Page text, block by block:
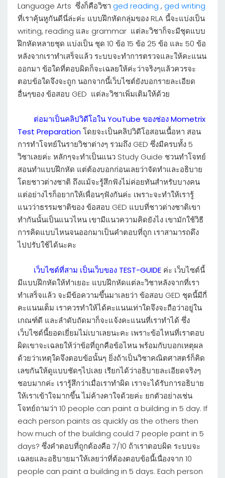
Language Arts ซึ่งก็คือวิชา ged reading , ged writing
ที่เราคุ้นหูกันดีนี่ล่ะค่ะ แบบฝึกหัดกลุ่มของ RLA นี้จะแบ่งเป็น
writing, reading และ grammar แต่ละวิชาก็จะมีชุดแบบ
ฝึกหัดหลายชุด แบ่งเป็น ชุด 10 ข้อ 15 ข้อ 25 ข้อ และ 50 ข้อ
หลังจากเราทำเสร็จแล้ว ระบบจะทำการตรวจและให้คะแนน
ออกมา ข้อใดที่ตอบผิดก็จะเฉลยให้ค่ะว่าจริงๆแล้วควรจะ
ตอบข้อใดจึงจะถูก นอกจากนี้เว็บไซต์ยังบอกรายละเอียด
อื่นๆของ ข้อสอบ GED แต่ละวิชาเพิ่มเติมให้ด้วย
ต่อมาเป็นคลิปวิดีโอใน YouTube ของช่อง Mometrix
Test Preparationโดยจะเป็นคลิปวิดีโอสอนเนื้อหา สอน
การทำโจทย์ในรายวิชาต่างๆ รวมถึง GED ซึ่งมีครบทั้ง 5
วิชาเลยค่ะ หลักๆจะทำเป็นแนว Study Guide ชวนทำโจทย์
สอนทำแบบฝึกหัด แต่ต้องบอกก่อนเลยว่าจัดทำและอธิบาย
โดยชาวต่างชาติ ถึงแม้จะรู้สึกฟังไม่ค่อยทันสำหรับบางคน
แต่อย่างไรก็อยากให้เพื่อนๆฟังกันค่ะ เพราะจะทำให้เรารู้
แนวว่าธรรมชาติของ ข้อสอบ GED แบบที่ชาวต่างชาติเขา
ทำกันนั้นเป็นแนวไหน เขามีแนวความคิดยังไง เขามักใช้วิธี
การคิดแบบไหนจนออกมาเป็นคำตอบที่ถูก เราสามารถดึง
ไปปรับใช้ได้นะคะ
เว็บไซต์ที่สาม เป็นเว็บของ TEST-GUIDE ค่ะ เว็บไซต์นี้
มีแบบฝึกหัดให้ทำเยอะ แบบฝึกหัดแต่ละวิชาหลังจากที่เรา
ทำเสร็จแล้ว จะมีข้อความขึ้นมาเลยว่า ข้อสอบ GED ชุดนี้มีกี่
คะแนนเต็ม เราควรทำให้ได้คะแนนเท่าใดจึงจะถือว่าอยู่ใน
เกณฑ์ดี และลำดับถัดมาก็จะแจ้งคะแนนที่เราทำได้ ซึ่ง
เว็บไซต์นี้ยอดเยี่ยมไม่เบาเลยนะคะ เพราะข้อไหนที่เราตอบ
ผิดเขาจะเฉลยให้ว่าข้อที่ถูกคือข้อไหน พร้อมกับบอกเหตุผล
ด้วยว่าเหตุใดจึงตอบข้อนั้นๆ ยิ่งถ้าเป็นวิชาคณิตศาสตร์ก็คิด
เลขกันให้ดูแบบชัดๆไปเลย เรียกได้ว่าอธิบายละเอียดจริงๆ
ชอบมากค่ะ เรารู้สึกว่าเมื่อเราทำผิด เราจะได้รับการอธิบาย
ให้เราเข้าใจมากขึ้น ไม่ค้างคาใจด้วยค่ะ ยกตัวอย่างเช่น
โจทย์ถามว่า 10 people can paint a building in 5 day. If
each person paints as quickly as the others then
how much of the building could 7 people paint in 5
days? ซึ่งคำตอบที่ถูกต้องคือ 7/10 ถ้าเราตอบผิด ระบบจะ
เฉลยและอธิบายมาให้เลยว่าที่ต้องตอบข้อนี้เนื่องจาก 10
people can paint a building in 5 days. Each person